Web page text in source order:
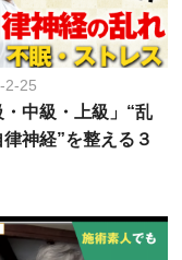
2-25
・中級・上級」“乱
神経”を整える３